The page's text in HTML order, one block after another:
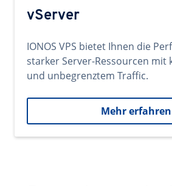
vServer
IONOS VPS bietet Ihnen die
starker Server-Ressourcen mit
und unbegrenztem Traffic.
Mehr erfahren